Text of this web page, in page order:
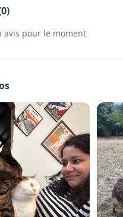
avis pour le moment